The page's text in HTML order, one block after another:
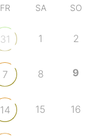
FR SA SO
31 1 2
7 8 9
14 15 16